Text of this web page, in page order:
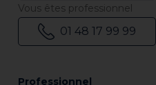
Professionnel
Vous êtes professionnel
01 48 17 99 99